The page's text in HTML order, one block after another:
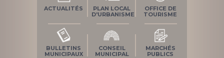
ACTUALITÉS
PLAN LOCAL
D'URBANISME
OFFICE DE
TOURISME
BULLETINS
MUNICIPAUX
CONSEIL
MUNICIPAL
MARCHÉS
PUBLICS